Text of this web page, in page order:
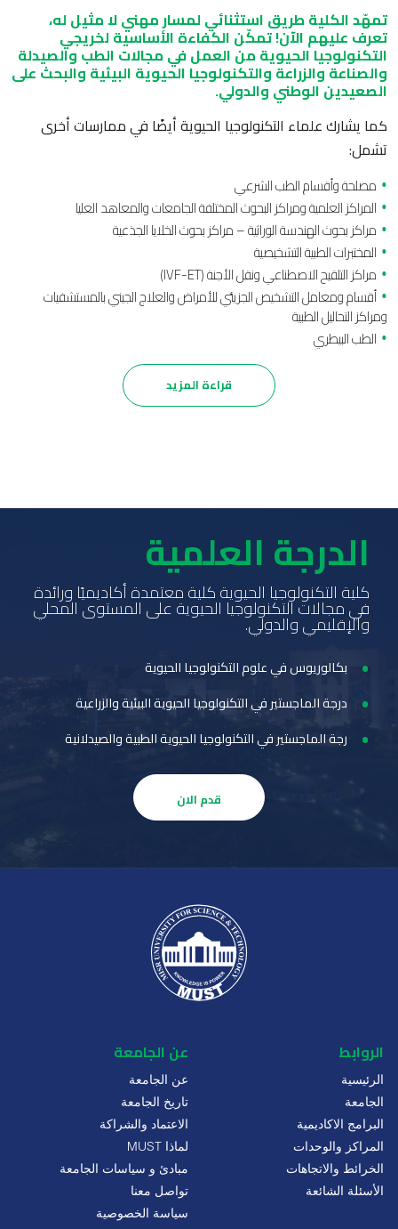
تمهّد الكلية طريق استثنائي لمسار مهني لا مثيل له،
تعرف عليهم الآن! تمكّن الكفاءة الأساسية لخريجي
التكنولوجيا الحيوية من العمل في مجالات الطب والصيدلة
والصناعة والزراعة والتكنولوجيا الحيوية البيئية والبحث على
الصعيدين الوطني والدولي.
كما يشارك علماء التكنولوجيا الحيوية أيضًا في ممارسات أخرى
تشمل:
مصلحة وأقسام الطب الشرعي
المراكز العلمية ومراكز البحوث المختلفة الجامعات والمعاهد العليا
مراكز بحوث الهندسة الوراثية – مراكز بحوث الخلايا الجذعية
المختبرات الطبية التشخيصية
مراكز التلقيح الاصطناعي ونقل الأجنة (IVF-ET)
أقسام ومعامل التشخيص الجزيئي للأمراض والعلاج الجيني بالمستشفيات
ومراكز التحاليل الطبية
الطب البيطري
مصانع وشركات الأدوية (أقسام البحوث والتطوير ومراقبة الجودة – المفاعلات
البيولوجية لإنتاج الأدوية بالهندسة الوراثية)قراءة المزيد
الدرجة العلمية
كلية التكنولوجيا الحيوية كلية معتمدة أكاديميًا ورائدة
في مجالات التكنولوجيا الحيوية على المستوى المحلي
والإقليمي والدولي.
بكالوريوس في علوم التكنولوجيا الحيوية
درجة الماجستير في التكنولوجيا الحيوية البيئية والزراعية
رجة الماجستير في التكنولوجيا الحيوية الطبية والصيدلانية
قدم الان
الروابط
الرئيسية
الجامعة
البرامج الاكاديمية
المراكز والوحدات
الخرائط والاتجاهات
الأسئلة الشائعة
عن الجامعة
عن الجامعة
تاريخ الجامعة
الاعتماد والشراكة
لماذا MUST
مبادئ و سياسات الجامعة
تواصل معنا
سياسة الخصوصية